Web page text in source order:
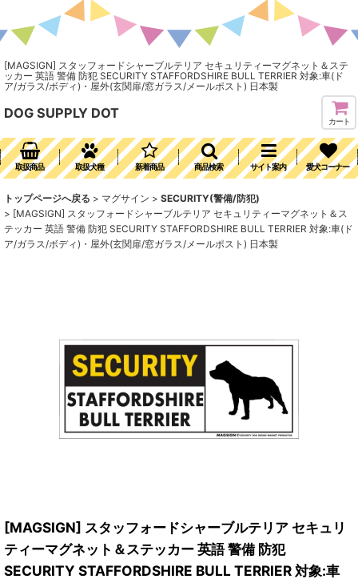
[MAGSIGN] スタッフォードシャーブルテリア セキュリティーマグネット＆ステ
ッカー 英語 警備 防犯 SECURITY STAFFORDSHIRE BULL TERRIER 対象:車(ド
ア/ガラス/ボディ)・屋外(玄関扉/窓ガラス/メールポスト) 日本製
DOG SUPPLY DOT
カート
取扱商品 取扱犬種 新着商品 商品検索 サイト案内 愛犬コーナー
トップページへ戻る > マグサイン > SECURITY(警備/防犯)
> [MAGSIGN] スタッフォードシャーブルテリア セキュリティーマグネット＆ス
テッカー 英語 警備 防犯 SECURITY STAFFORDSHIRE BULL TERRIER 対象:車(ド
ア/ガラス/ボディ)・屋外(玄関扉/窓ガラス/メールポスト) 日本製
[MAGSIGN] スタッフォードシャーブルテリア セキュリ
ティーマグネット＆ステッカー 英語 警備 防犯
SECURITY STAFFORDSHIRE BULL TERRIER 対象:車